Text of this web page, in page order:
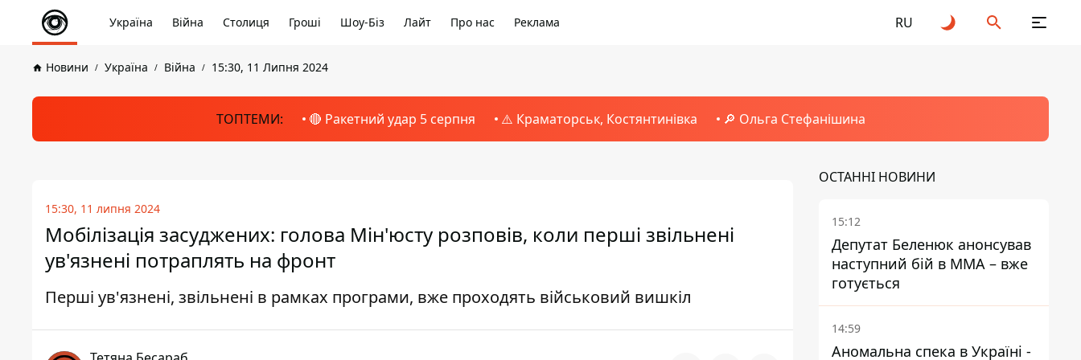
Україна Війна Столиця Гроші Шоу-Біз Лайт Про нас Реклама RU
Новини Україна Війна 15:30, 11 Липня 2024
ТОПТЕМИ: 🔴 Ракетний удар 5 серпня ⚠️ Краматорськ, Костянтинівка 🔎 Ольга Стефанішина
15:30, 11 липня 2024
Мобілізація засуджених: голова Мін'юсту розповів, коли перші звільнені
ув'язнені потраплять на фронт
Перші ув'язнені, звільнені в рамках програми, вже проходять військовий вишкіл
ОСТАННІ НОВИНИ
15:12
Депутат Беленюк анонсував
наступний бій в ММА – вже
готується
14:59
Аномальна спека в Україні -